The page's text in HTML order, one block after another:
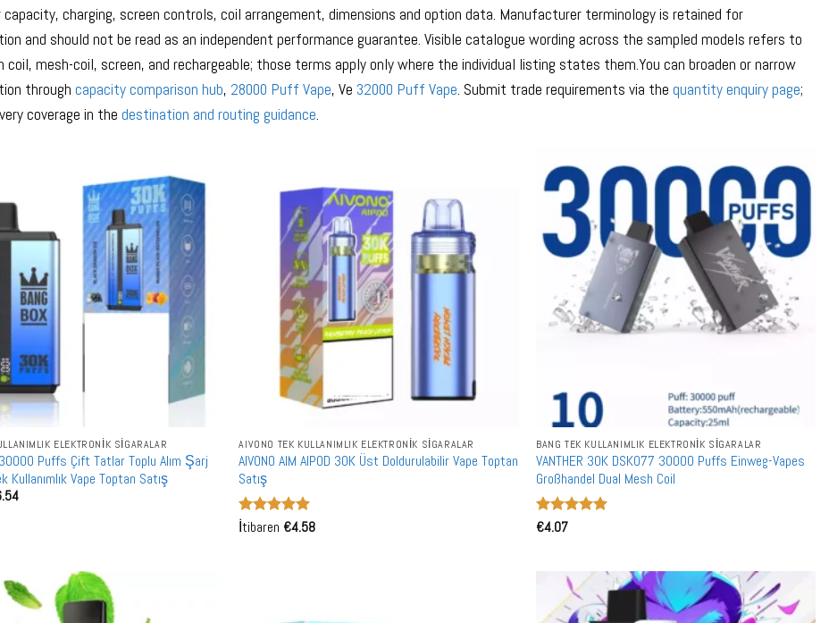
charging, screen controls, coil arrangement, dimensions and option data. Manufacturer terminology is retained for
and should not be read as an independent performance guarantee. Visible catalogue wording across the sampled models refers to
coil, mesh-coil, screen, and rechargeable; those terms apply only where the individual listing states them.You can broaden or narrow
through capacity comparison hub, 28000 Puff Vape, Ve 32000 Puff Vape. Submit trade requirements via the quantity enquiry page;
coverage in the destination and routing guidance.
ELEKTRONIK SIGARALAR
30000 Puffs Çift Tatlar Toplu Alım Şarj
Kullanımlık Vape Toptan Satış
AIVONO TEK KULLANIMLIK ELEKTRONIK SIGARALAR
AIVONO AIM AIPOD 30K Üst Doldurulabilir Vape Toptan
Satış
5 üzerinden
İtibaren €4.58
BANG TEK KULLANIMLIK ELEKTRONIK SIGARALAR
VANTHER 30K DSK077 30000 Puffs Einweg-Vapes
Großhandel Dual Mesh Coil
5 üzerinden
€4.07